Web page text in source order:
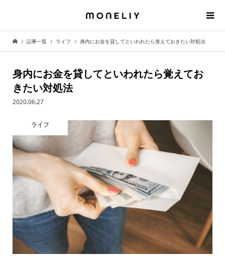
記事一覧 ライフ 身内にお金を貸してといわれたら覚えておきたい対処法
身内にお金を貸してといわれたら覚えてお
きたい対処法
2020.06.27
ライフ